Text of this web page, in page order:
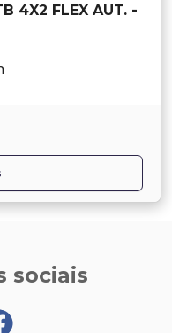
4X2 FLEX AUT. -
sociais